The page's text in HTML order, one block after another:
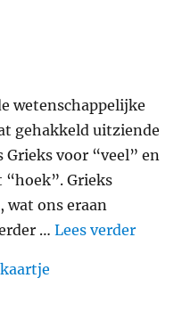
wetenschappelijke
gehakkeld uitziende
Grieks voor “veel” en
“hoek”. Grieks
wat ons eraan
…Lees verder